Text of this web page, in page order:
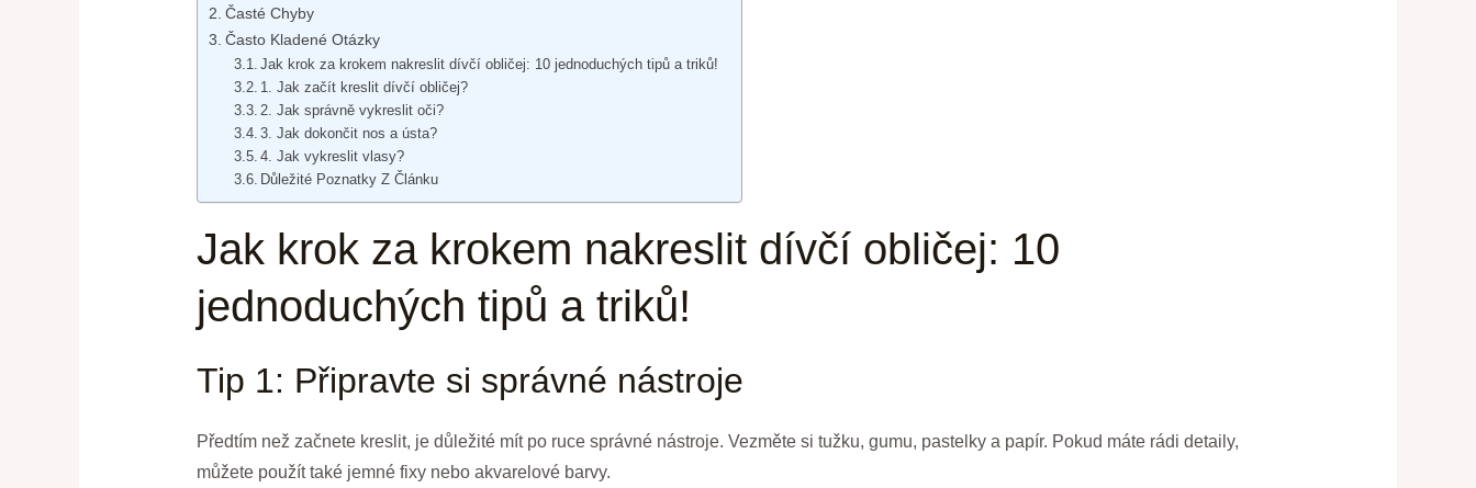
Časté Chyby
Často Kladené Otázky
Jak krok za krokem nakreslit dívčí obličej: 10 jednoduchých tipů a triků!
1. Jak začít kreslit dívčí obličej?
2. Jak správně vykreslit oči?
3. Jak dokončit nos a ústa?
4. Jak vykreslit vlasy?
Důležité Poznatky Z Článku
Jak krok za krokem nakreslit dívčí obličej: 10
jednoduchých tipů a triků!
Tip 1: Připravte si správné nástroje
Předtím než začnete kreslit, je důležité mít po ruce správné nástroje. Vezměte si tužku, gumu, pastelky a papír. Pokud máte rádi detaily,
můžete použít také jemné fixy nebo akvarelové barvy.